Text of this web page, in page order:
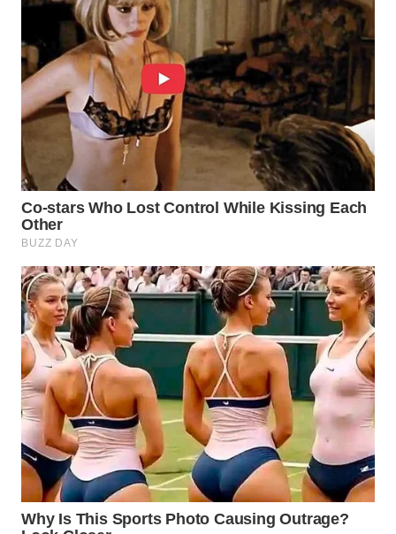
Wahana
Group
WAHANA
NEWS
WAHANA
TANI
WAHANA
ADVOKAT
WAHANA
INFRASTRUKTUR
WAHANA
KONSUMEN
WAHANA
LISTRIK
WAHANA
TRAVEL